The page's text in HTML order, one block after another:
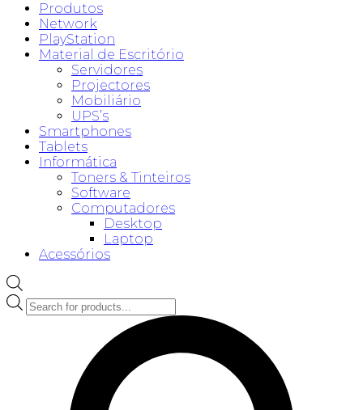
Produtos
Network
PlayStation
Material de Escritório
Servidores
Projectores
Mobiliário
UPS’s
Smartphones
Tablets
Informática
Toners & Tinteiros
Software
Computadores
Desktop
Laptop
Acessórios
Products
search